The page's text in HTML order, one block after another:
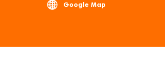
Google Map